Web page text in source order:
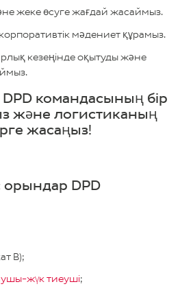
жеке өсуге жағдай жасаймыз.
мәдениет құрамыз.
кезеңінде оқытуды және
командасының бір
және логистиканың
жасаңыз!
DPD
B);
жүк тиеуші;